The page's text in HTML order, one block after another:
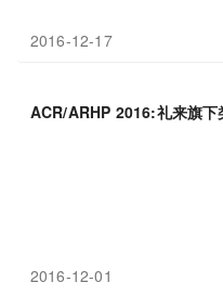
2016-12-17
ACR/ARHP 2016:礼来旗下
2016-12-01